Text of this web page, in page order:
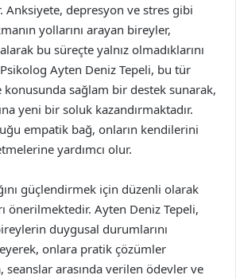
Anksiyete, depresyon ve stres gibi
yollarını arayan bireyler,
bu süreçte yalnız olmadıklarını
Ayten Deniz Tepeli, bu tür
sağlam bir destek sunarak,
yeni bir soluk kazandırmaktadır.
empatik bağ, onların kendilerini
yardımcı olur.
güçlendirmek için düzenli olarak
önerilmektedir. Ayten Deniz Tepeli,
duygusal durumlarını
onlara pratik çözümler
seanslar arasında verilen ödevler ve